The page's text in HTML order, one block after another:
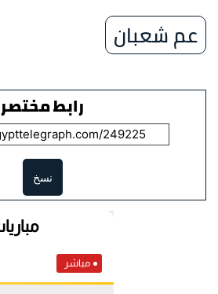
عم شعبان
رابط مختصر
نسخ